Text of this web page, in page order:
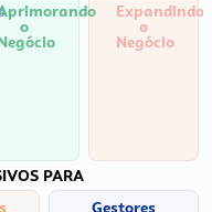
o
Expandindo
o
Negócio
PARA
Gestores